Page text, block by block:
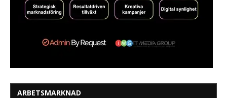
ARBETSMARKNAD